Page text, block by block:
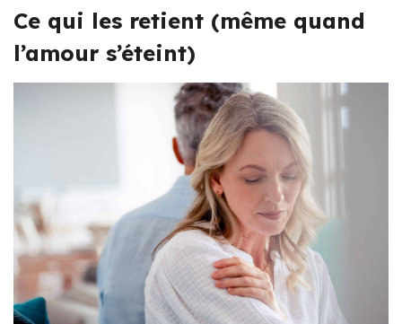
Ce qui les retient (même quand
l’amour s’éteint)